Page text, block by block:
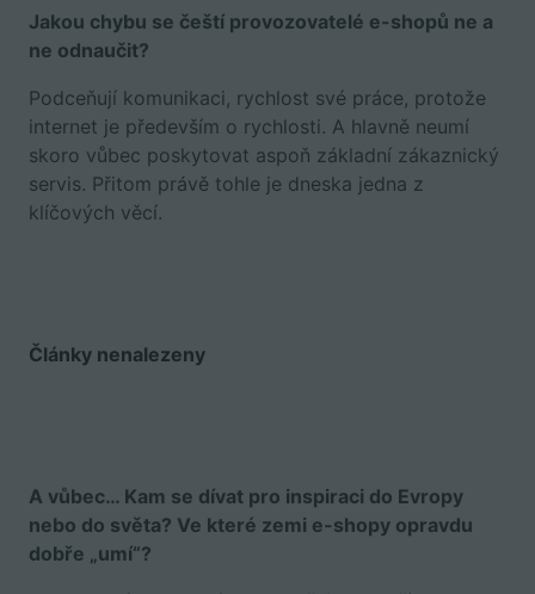
Jakou chybu se čeští provozovatelé e-shopů ne a
ne odnaučit?
Podceňují komunikaci, rychlost své práce, protože
internet je především o rychlosti. A hlavně neumí
skoro vůbec poskytovat aspoň základní zákaznický
servis. Přitom právě tohle je dneska jedna z
klíčových věcí.
Články nenalezeny
A vůbec… Kam se dívat pro inspiraci do Evropy
nebo do světa? Ve které zemi e-shopy opravdu
dobře „umí“?